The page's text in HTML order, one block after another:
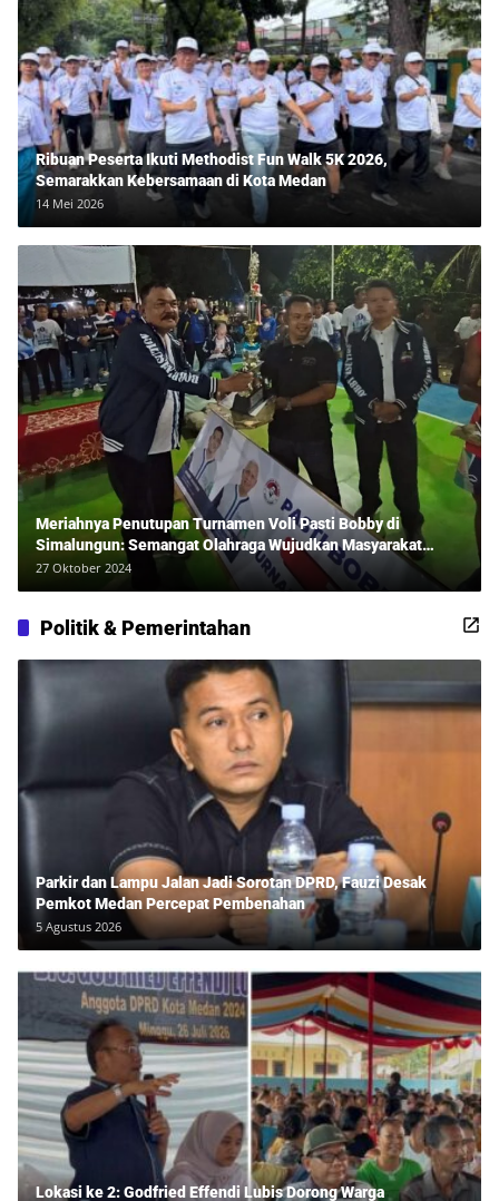
Ribuan Peserta Ikuti Methodist Fun Walk 5K 2026,
Semarakkan Kebersamaan di Kota Medan
14 Mei 2026
Meriahnya Penutupan Turnamen Voli Pasti Bobby di
Simalungun: Semangat Olahraga Wujudkan Masyarakat
Sehat Bersama Erwan Rozadi dan Ribuan Penonton!
27 Oktober 2024
Politik & Pemerintahan
Parkir dan Lampu Jalan Jadi Sorotan DPRD, Fauzi Desak
Pemkot Medan Percepat Pembenahan
5 Agustus 2026
Lokasi ke 2: Godfried Effendi Lubis Dorong Warga